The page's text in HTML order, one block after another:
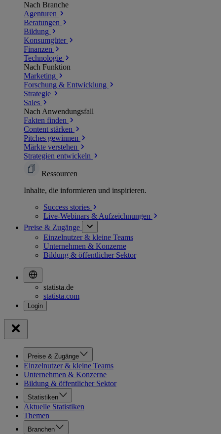
Nach Branche
Agenturen
Beratungen
Bildung
Konsumgüter
Finanzen
Technologie
Nach Funktion
Marketing
Forschung & Entwicklung
Strategie
Sales
Nach Anwendungsfall
Fakten finden
Content stärken
Pitches gewinnen
Märkte verstehen
Strategien entwickeln
Ressourcen
Inhalte, die informieren und inspirieren.
Success stories
Live-Webinars & Aufzeichnungen
Preise & Zugänge
Einzelnutzer & kleine Teams
Unternehmen & Konzerne
Bildung & öffentlicher Sektor
statista.de
statista.com
Preise & Zugänge
Einzelnutzer & kleine Teams
Unternehmen & Konzerne
Bildung & öffentlicher Sektor
Statistiken
Aktuelle Statistiken
Themen
Branchen